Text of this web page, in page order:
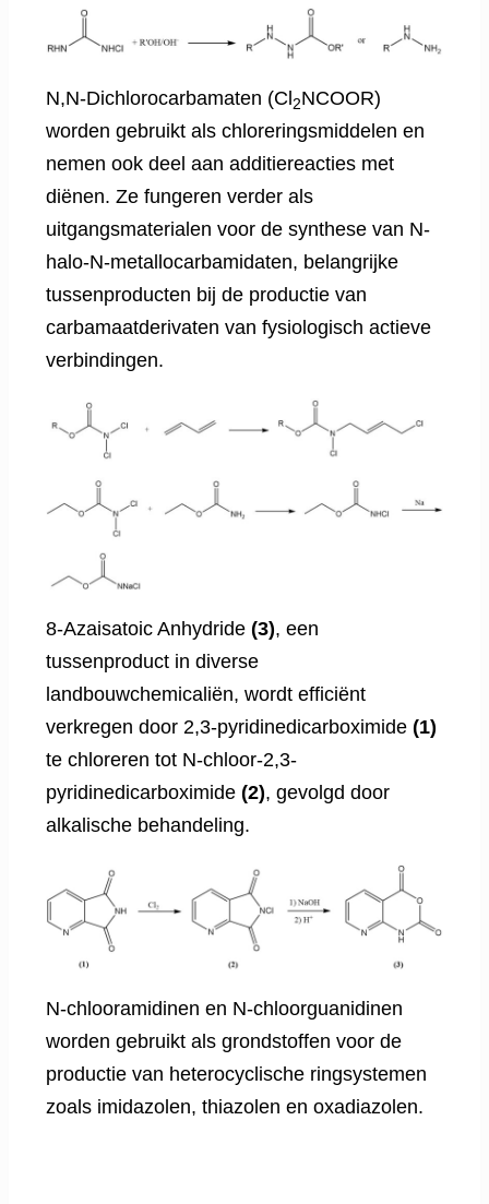
N,N-Dichlorocarbamaten (Cl 2NCOOR)
worden gebruikt als chloreringsmiddelen en
nemen ook deel aan additiereacties met
diënen. Ze fungeren verder als
uitgangsmaterialen voor de synthese van N-
halo-N-metallocarbamidaten, belangrijke
tussenproducten bij de productie van
carbamaatderivaten van fysiologisch actieve
verbindingen.
8-Azaisatoic Anhydride (3), een
tussenproduct in diverse
landbouwchemicaliën, wordt efficiënt
verkregen door 2,3-pyridinedicarboximide (1)
te chloreren tot N-chloor-2,3-
pyridinedicarboximide (2), gevolgd door
alkalische behandeling.
N-chlooramidinen en N-chloorguanidinen
worden gebruikt als grondstoffen voor de
productie van heterocyclische ringsystemen
zoals imidazolen, thiazolen en oxadiazolen.